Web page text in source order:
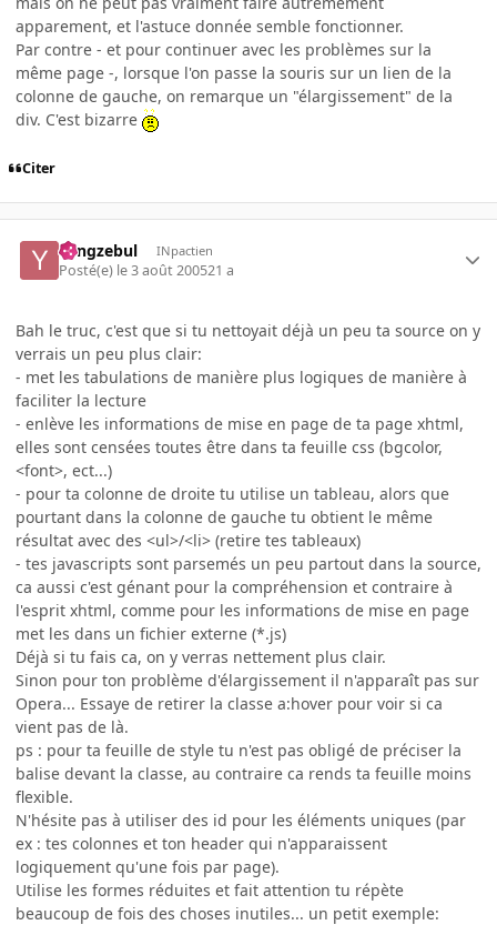
apparement, et l'astuce donnée semble fonctionner.
Par contre - et pour continuer avec les problèmes sur la
même page -, lorsque l'on passe la souris sur un lien de la
colonne de gauche, on remarque un "élargissement" de la
div. C'est bizarre
Citer
Yangzebul INpactien
Posté(e) le 3 août 200521 a
Bah le truc, c'est que si tu nettoyait déjà un peu ta source on y
verrais un peu plus clair:
- met les tabulations de manière plus logiques de manière à
faciliter la lecture
- enlève les informations de mise en page de ta page xhtml,
elles sont censées toutes être dans ta feuille css (bgcolor,
<font>, ect...)
- pour ta colonne de droite tu utilise un tableau, alors que
pourtant dans la colonne de gauche tu obtient le même
résultat avec des <ul>/<li> (retire tes tableaux)
- tes javascripts sont parsemés un peu partout dans la source,
ca aussi c'est génant pour la compréhension et contraire à
l'esprit xhtml, comme pour les informations de mise en page
met les dans un fichier externe (*.js)
Déjà si tu fais ca, on y verras nettement plus clair.
Sinon pour ton problème d'élargissement il n'apparaît pas sur
Opera... Essaye de retirer la classe a:hover pour voir si ca
vient pas de là.
ps : pour ta feuille de style tu n'est pas obligé de préciser la
balise devant la classe, au contraire ca rends ta feuille moins
flexible.
N'hésite pas à utiliser des id pour les éléments uniques (par
ex : tes colonnes et ton header qui n'apparaissent
logiquement qu'une fois par page).
Utilise les formes réduites et fait attention tu répète
beaucoup de fois des choses inutiles... un petit exemple: